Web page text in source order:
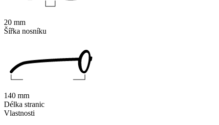
Vlastnosti
20 mm
Šířka nosníku
140 mm
Délka stranic